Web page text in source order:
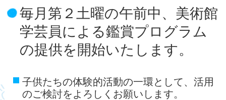
毎月第２土曜の午前中、美術館
学芸員による鑑賞プログラム
の提供を開始いたします。
子供たちの体験的活動の一環として、活用
のご検討をよろしくお願いします。